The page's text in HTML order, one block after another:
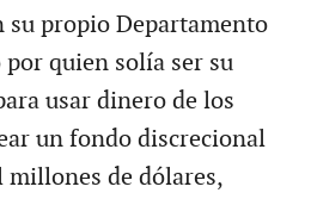
su propio Departamento
quien solía ser su
usar dinero de los
un fondo discrecional
de dólares,